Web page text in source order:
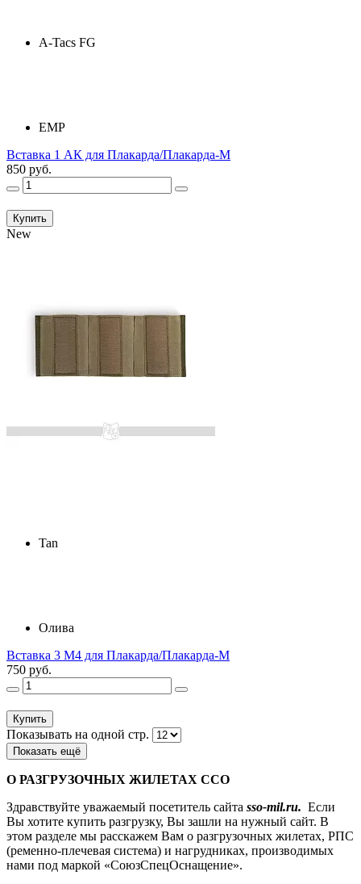
A-Tacs FG
ЕМР
Вставка 1 АК для Плакарда/Плакарда-М
850 руб.
Купить
New
Tan
Олива
Вставка 3 М4 для Плакарда/Плакарда-М
750 руб.
Купить
Показывать на одной стр.
Показать ещё
О РАЗГРУЗОЧНЫХ ЖИЛЕТАХ ССО
Здравствуйте уважаемый посетитель сайта sso-mil.ru. Если
Вы хотите купить разгрузку, Вы зашли на нужный сайт. В
этом разделе мы расскажем Вам о разгрузочных жилетах, РПС
(ременно-плечевая система) и нагрудниках, производимых
нами под маркой «СоюзСпецОснащение».